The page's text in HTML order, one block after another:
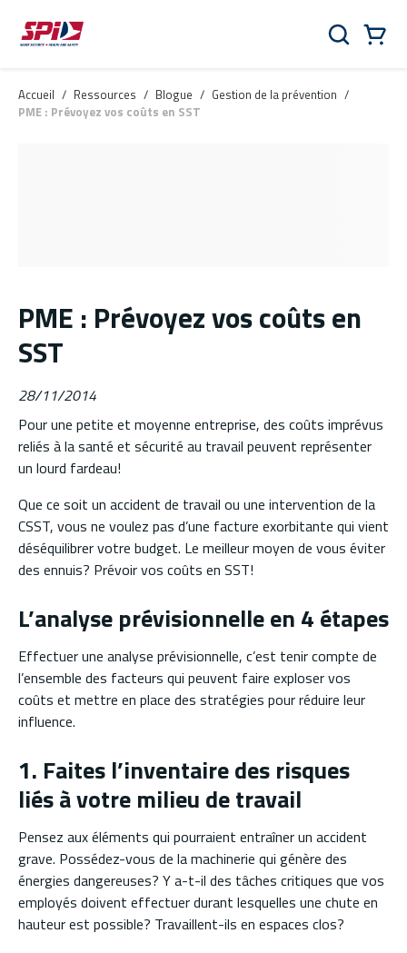
Aller au contenu principal
Skip to menu
Skip to footer
Rechercher
Accueil / Ressources / Blogue / Gestion de la prévention /
PME : Prévoyez vos coûts en SST
PME : Prévoyez vos coûts en
SST
28/11/2014
Pour une petite et moyenne entreprise, des coûts imprévus
reliés à la santé et sécurité au travail peuvent représenter
un lourd fardeau!
Que ce soit un accident de travail ou une intervention de la
CSST, vous ne voulez pas d’une facture exorbitante qui vient
déséquilibrer votre budget. Le meilleur moyen de vous éviter
des ennuis? Prévoir vos coûts en SST!
L’analyse prévisionnelle en 4 étapes
Effectuer une analyse prévisionnelle, c’est tenir compte de
l’ensemble des facteurs qui peuvent faire exploser vos
coûts et mettre en place des stratégies pour réduire leur
influence.
1. Faites l’inventaire des risques
liés à votre milieu de travail
Pensez aux éléments qui pourraient entraîner un accident
grave. Possédez-vous de la machinerie qui génère des
énergies dangereuses? Y a-t-il des tâches critiques que vos
employés doivent effectuer durant lesquelles une chute en
hauteur est possible? Travaillent-ils en espaces clos?